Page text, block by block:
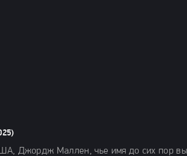
Джордж Маллен, чье имя до сих пор